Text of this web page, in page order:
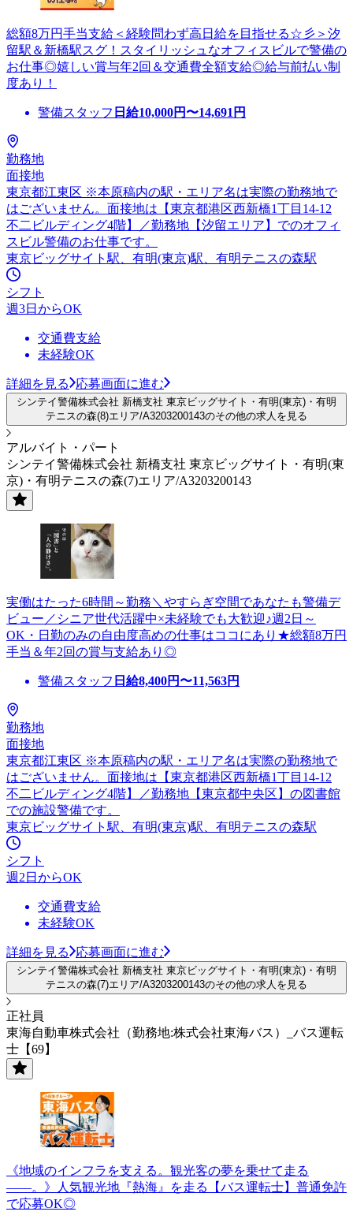
総額8万円手当支給＜経験問わず高日給を目指せる☆彡＞汐
留駅＆新橋駅スグ！スタイリッシュなオフィスビルで警備の
お仕事◎嬉しい賞与年2回＆交通費全額支給◎給与前払い制
度あり！
警備スタッフ 日給10,000円〜14,691 円
勤務地
面接地
東京都江東区 ※本原稿内の駅・エリア名は実際の勤務地で
はございません。面接地は【東京都港区西新橋1丁目14-12
不二ビルディング4階】／勤務地【汐留エリア】でのオフィ
スビル警備のお仕事です。
東京ビッグサイト駅、有明(東京)駅、有明テニスの森駅
シフト
週3日からOK
交通費支給
未経験OK
詳細を見る 応募画面に進む
シンテイ警備株式会社 新橋支社 東京ビッグサイト・有明(東京)・有明
テニスの森(8)エリア/A3203200143のその他の求人を見る
アルバイト・パート
シンテイ警備株式会社 新橋支社 東京ビッグサイト・有明(東
京)・有明テニスの森(7)エリア/A3203200143
実働はたった6時間～勤務＼やすらぎ空間であなたも警備デ
ビュー／シニア世代活躍中×未経験でも大歓迎♪週2日～
OK・日勤のみの自由度高めの仕事はココにあり★総額8万円
手当＆年2回の賞与支給あり◎
警備スタッフ 日給8,400円〜11,563円
勤務地
面接地
東京都江東区 ※本原稿内の駅・エリア名は実際の勤務地で
はございません。面接地は【東京都港区西新橋1丁目14-12
不二ビルディング4階】／勤務地【東京都中央区】の図書館
での施設警備です。
東京ビッグサイト駅、有明(東京)駅、有明テニスの森駅
シフト
週2日からOK
交通費支給
未経験OK
詳細を見る 応募画面に進む
シンテイ警備株式会社 新橋支社 東京ビッグサイト・有明(東京)・有明
テニスの森(7)エリア/A3203200143のその他の求人を見る
正社員
東海自動車株式会社（勤務地:株式会社東海バス）_バス運転
士【69】
《地域のインフラを支える。観光客の夢を乗せて走る
――。》人気観光地『熱海』を走る【バス運転士】普通免許
で応募OK◎